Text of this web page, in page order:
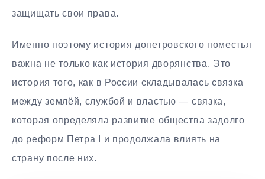
защищать свои права.
Именно поэтому история допетровского поместья
важна не только как история дворянства. Это
история того, как в России складывалась связка
между землёй, службой и властью — связка,
которая определяла развитие общества задолго
до реформ Петра I и продолжала влиять на
страну после них.